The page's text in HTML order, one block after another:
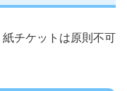
チケットは原則不可